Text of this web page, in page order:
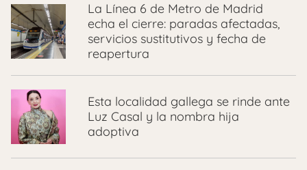
La Línea 6 de Metro de Madrid
echa el cierre: paradas afectadas,
servicios sustitutivos y fecha de
reapertura
Esta localidad gallega se rinde ante
Luz Casal y la nombra hija
adoptiva